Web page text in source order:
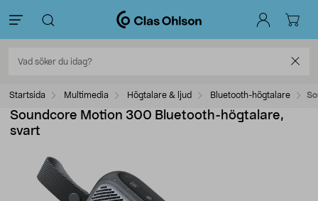
Startsida Multimedia Högtalare & ljud Bluetooth-högtalare
Soundcore Motion 300 Bluetooth-högtalare,
svart